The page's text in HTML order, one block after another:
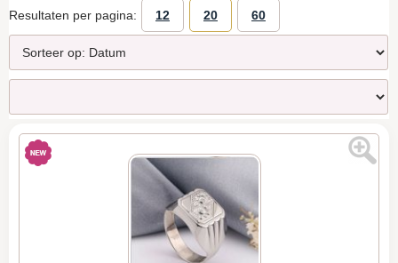
Resultaten per pagina: 12 20 60